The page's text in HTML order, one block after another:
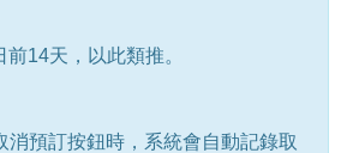
14天，以此類推。
消預訂按鈕時，系統會自動記錄取